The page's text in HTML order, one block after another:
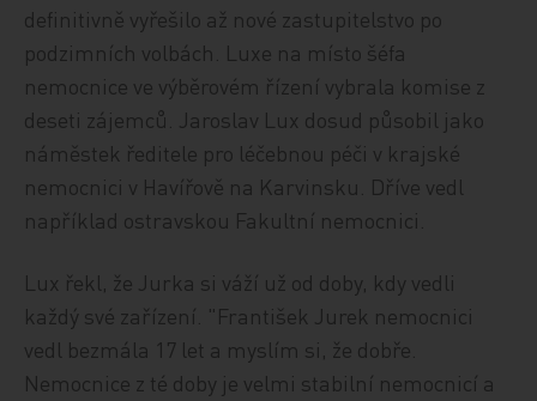
definitivně vyřešilo až nové zastupitelstvo po
podzimních volbách. Luxe na místo šéfa
nemocnice ve výběrovém řízení vybrala komise z
deseti zájemců. Jaroslav Lux dosud působil jako
náměstek ředitele pro léčebnou péči v krajské
nemocnici v Havířově na Karvinsku. Dříve vedl
například ostravskou Fakultní nemocnici.
Lux řekl, že Jurka si váží už od doby, kdy vedli
každý své zařízení. "František Jurek nemocnici
vedl bezmála 17 let a myslím si, že dobře.
Nemocnice z té doby je velmi stabilní nemocnicí a